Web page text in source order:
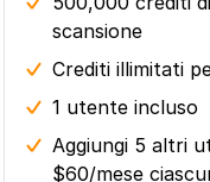
scansione
Crediti illimitati
1 utente incluso
Aggiungi 5 altri
$60/mese